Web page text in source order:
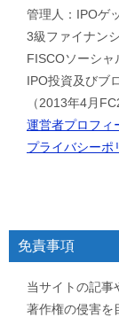
管理人：IPOゲ
3級ファイナン
FISCOソーシャ
IPO投資及びブ
（2013年4月
運営者プロフィ
プライバシーポ
免責事項
当サイトの記事
著作権の侵害を